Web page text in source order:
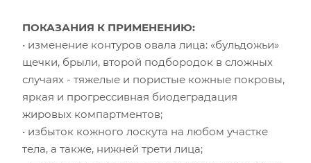
ПОКАЗАНИЯ К ПРИМЕНЕНИЮ:
• изменение контуров овала лица: «бульдожьи»
щечки, брыли, второй подбородок в сложных
случаях - тяжелые и пористые кожные покровы,
яркая и прогрессивная биодеградация
жировых компартментов;
• избыток кожного лоскута на любом участке
тела, а также, нижней трети лица;